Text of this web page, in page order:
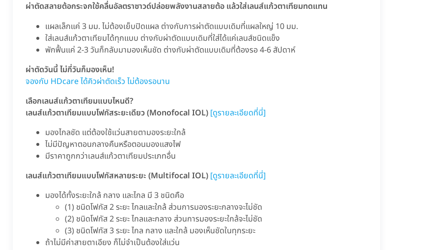
ผ่าตัดสลายต้อกระจกใช้คลื่นอัลตราซาวด์ปล่อยพลังงานสลายต้อ แล้วใส่เลนส์แก้วตาเทียมทดแทน
แผลเล็กแค่ 3 มม. ไม่ต้องเย็บปิดแผล ต่างกับการผ่าตัดแบบเดิมที่แผลใหญ่ 10 มม.
ใส่เลนส์แก้วตาเทียมได้ทุกแบบ ต่างกับผ่าตัดแบบเดิมที่ใส่ได้แค่เลนส์ชนิดแข็ง
พักฟื้นแค่ 2-3 วันก็กลับมามองเห็นชัด ต่างกับผ่าตัดแบบเดิมที่ต้องรอ 4-6 สัปดาห์
ผ่าตัดวันนี้ ไม่กี่วันก็มองเห็น!
จองกับ HDcare ได้คิวผ่าตัดเร็ว ไม่ต้องรอนาน
เลือกเลนส์แก้วตาเทียมแบบไหนดี?
เลนส์แก้วตาเทียมแบบโฟกัสระยะเดียว (Monofocal IOL) [ดูรายละเอียดที่นี่]
มองไกลชัด แต่ต้องใช้แว่นสายตามองระยะใกล้
ไม่มีปัญหาตอนกลางคืนหรือตอนมองแสงไฟ
มีราคาถูกกว่าเลนส์แก้วตาเทียมประเภทอื่น
เลนส์แก้วตาเทียมแบบโฟกัสหลายระยะ (Multifocal IOL) [ดูรายละเอียดที่นี่]
มองได้ทั้งระยะใกล้ กลาง และไกล มี 3 ชนิดคือ
(1) ชนิดโฟกัส 2 ระยะ ไกลและใกล้ ส่วนการมองระยะกลางจะไม่ชัด
(2) ชนิดโฟกัส 2 ระยะ ไกลและกลาง ส่วนการมองระยะใกล้จะไม่ชัด
(3) ชนิดโฟกัส 3 ระยะ ไกล กลาง และใกล้ มองเห็นชัดในทุกระยะ
ถ้าไม่มีค่าสายตาเอียง ก็ไม่จำเป็นต้องใส่แว่น